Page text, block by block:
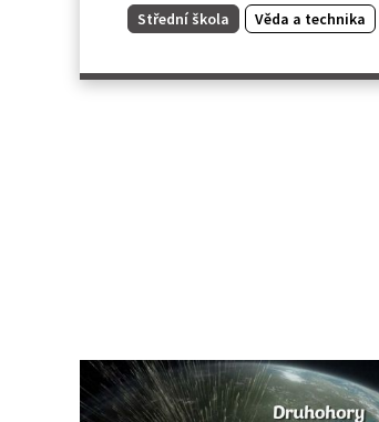
Střední škola Věda a technika